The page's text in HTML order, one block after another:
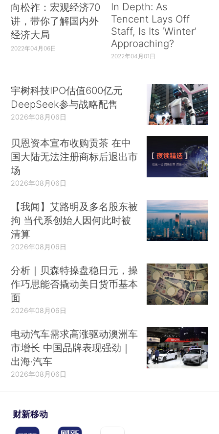
向松祚：宏观经济70
讲，带你了解国内外
经济大局
2022年04月06日
In Depth: As
Tencent Lays Off
Staff, Is Its ‘Winter’
Approaching?
2022年04月01日
宇树科技IPO估值600亿元
DeepSeek参与战略配售
2026年08月06日
贝恩资本宣布收购贡茶 在中
国大陆无法注册商标后退出市
场
2026年08月06日
【我闻】艾路明及多名股东被
拘 当代系创始人因何此时被
清算
2026年08月06日
分析｜贝森特操盘稳日元，操
作巧思能否撬动美日货币基本
面
2026年08月06日
电动汽车需求高涨驱动澳洲车
市增长 中国品牌表现强劲｜
出海·汽车
2026年08月06日
财新移动